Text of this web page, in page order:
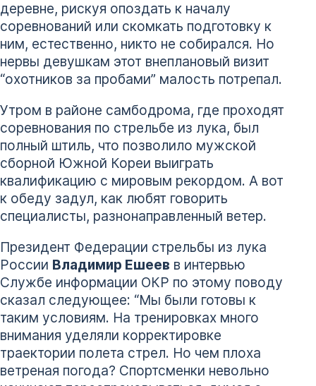
деревне, рискуя опоздать к началу
соревнований или скомкать подготовку к
ним, естественно, никто не собирался. Но
нервы девушкам этот внеплановый визит
“охотников за пробами” малость потрепал.
Утром в районе самбодрома, где проходят
соревнования по стрельбе из лука, был
полный штиль, что позволило мужской
сборной Южной Кореи выиграть
квалификацию с мировым рекордом. А вот
к обеду задул, как любят говорить
специалисты, разнонаправленный ветер.
Президент Федерации стрельбы из лука
России Владимир Ешеев в интервью
Службе информации ОКР по этому поводу
сказал следующее: “Мы были готовы к
таким условиям. На тренировках много
внимания уделяли корректировке
траектории полета стрел. Но чем плоха
ветреная погода? Спортсменки невольно